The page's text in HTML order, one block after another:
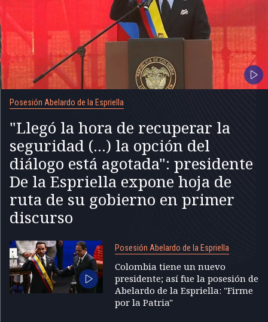
Posesión Abelardo de la Espriella
"Llegó la hora de recuperar la
seguridad (...) la opción del
diálogo está agotada": presidente
De la Espriella expone hoja de
ruta de su gobierno en primer
discurso
Posesión Abelardo de la Espriella
Colombia tiene un nuevo
presidente; así fue la posesión de
Abelardo de la Espriella: "Firme
por la Patria"